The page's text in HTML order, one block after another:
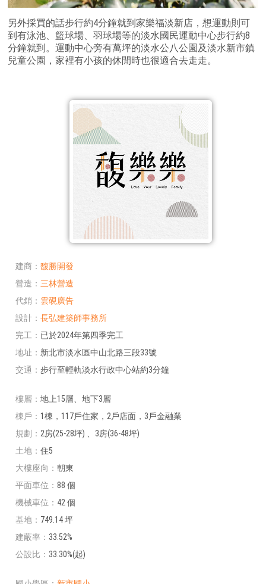
建商
馥勝開發
營造
三林營造
代銷
雲硯廣告
設計
長弘建築師事務所
完工
已於2024年第四季完工
地址
新北市淡水區中山北路三段33號
交通
步行至輕軌淡水行政中心站約3分鐘
樓層
地上15層、地下3層
棟戶
1棟，117戶住家，2戶店面，3戶金融業
規劃
2房(25-28坪) 、3房(36-48坪)
土地
住5
大樓座向
朝東
平面車位
88 個
機械車位
42 個
基地
749.14 坪
建蔽率
33.52%
公設比
33.30%(起)
另外採買的話步行約4分鐘就到家樂福淡新店，想運動則可
到有泳池、籃球場、羽球場等的淡水國民運動中心步行約8
分鐘就到。運動中心旁有萬坪的淡水公八公園及淡水新市鎮
兒童公園，家裡有小孩的休閒時也很適合去走走。